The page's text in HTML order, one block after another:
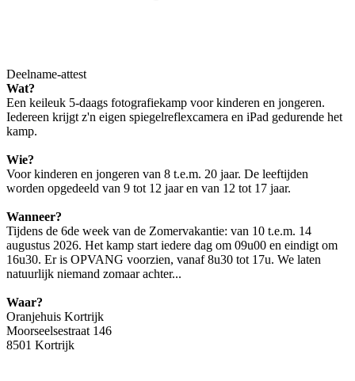
Deelname-attest
Wat?
Een keileuk 5-daags fotografiekamp voor kinderen en jongeren.
Iedereen krijgt z'n eigen spiegelreflexcamera en iPad gedurende het
kamp.
Wie?
Voor kinderen en jongeren van 8 t.e.m. 20 jaar. De leeftijden
worden opgedeeld van 9 tot 12 jaar en van 12 tot 17 jaar.
Wanneer?
Tijdens de 6de week van de Zomervakantie: van 10 t.e.m. 14
augustus 2026. Het kamp start iedere dag om 09u00 en eindigt om
16u30. Er is OPVANG voorzien, vanaf 8u30 tot 17u. We laten
natuurlijk niemand zomaar achter...
Waar?
Oranjehuis Kortrijk
Moorseelsestraat 146
8501 Kortrijk